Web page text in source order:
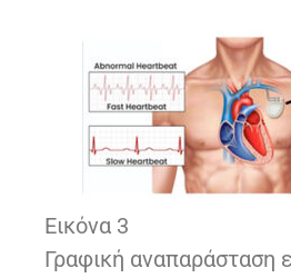
Εικόνα 3
Γραφική αναπαράσταση